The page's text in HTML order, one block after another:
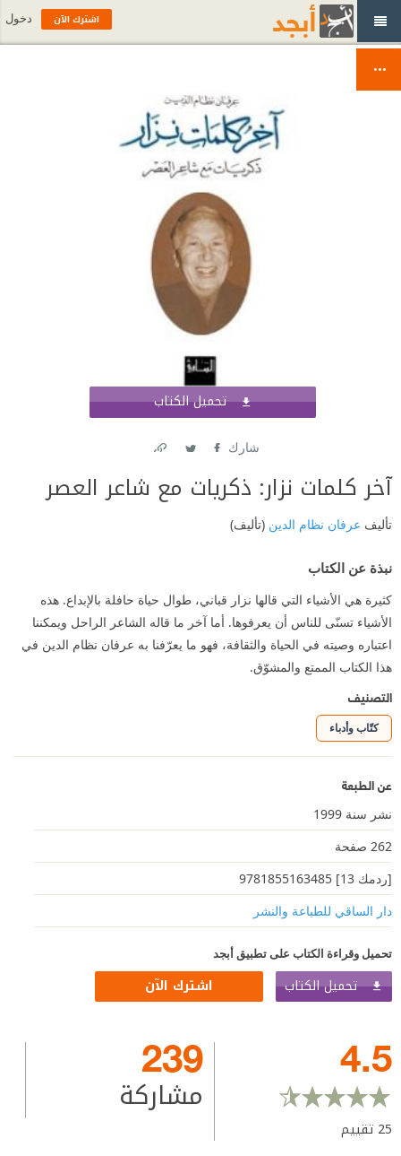
تحميل الكتاب
شارك
آخر كلمات نزار: ذكريات مع شاعر العصر
تأليف عرفان نظام الدين (تأليف)
نبذة عن الكتاب
كثيرة هي الأشياء التي قالها نزار قباني، طوال حياة حافلة بالإبداع. هذه
الأشياء تسنّى للناس أن يعرفوها. أما آخر ما قاله الشاعر الراحل ويمكننا
اعتباره وصيته في الحياة والثقافة، فهو ما يعرّفنا به عرفان نظام الدين في
هذا الكتاب الممتع والمشوّق.
التصنيف
كتّاب وأدباء
عن الطبعة
نشر سنة 1999
262 صفحة
[ردمك 13] 9781855163485
دار الساقي للطباعة والنشر
تحميل وقراءة الكتاب على تطبيق أبجد
تحميل الكتاب اشترك الآن
4.5
25 تقييم
239
مشاركة
اشترك الآن دخول